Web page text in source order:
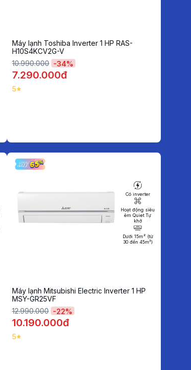
Máy lạnh Toshiba Inverter 1 HP RAS-
H10S4KCV2G-V
10.990.000 -34%
7.290.000đ
5
Có inverter
Hoạt động siêu
êm Quiet Tự
khở
Dưới 15m² (từ
30 đến 45m³)
Máy lạnh Mitsubishi Electric Inverter 1 HP
MSY-GR25VF
12.990.000 -22%
10.190.000đ
5